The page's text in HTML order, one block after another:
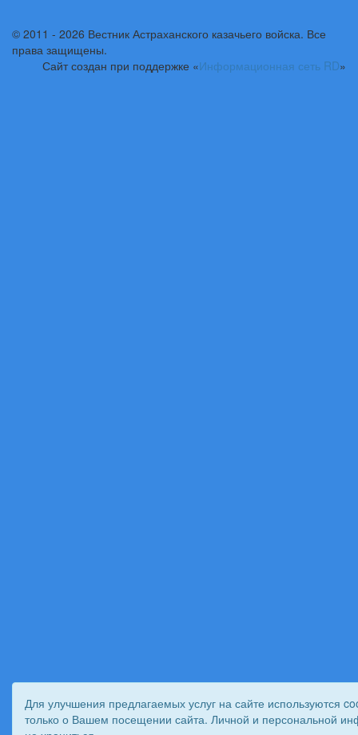
© 2011 - 2026 Вестник Астраханского казачьего войска. Все
права защищены.
Сайт создан при поддержке «Информационная сеть RD»
Для улучшения предлагаемых услуг на сайте используются
только о Вашем посещении сайта. Личной и персональной